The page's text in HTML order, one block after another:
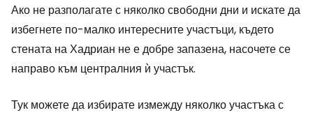
Ако не разполагате с няколко свободни дни и искате да
избегнете по-малко интересните участъци, където
стената на Хадриан не е добре запазена, насочете се
направо към централния ѝ участък.
Тук можете да избирате измежду няколко участъка с